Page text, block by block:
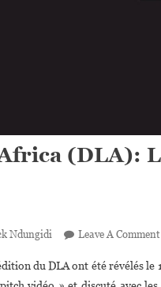
(DLA):
Ndungidi Leave A Comment
du DLA ont été révélés